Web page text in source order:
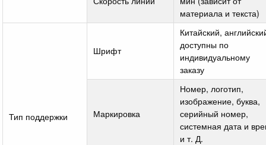
материала и текста)
Тип поддержки
Шрифт
Китайский,
доступны по
индивидуальному
заказу
Маркировка
Номер, логотип,
изображение, буква,
серийный номер,
системная дата и
и т. Д.